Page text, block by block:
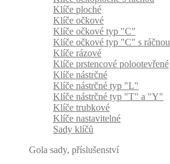
Klíče ploché
Klíče očkové
Klíče očkové typ "C"
Klíče očkové typ "C" s ráčnou
Klíče rázové
Klíče prstencové polootevřené
Klíče nástrčné
Klíče nástrčné typ "L"
Klíče nástrčné typ "T" a "Y"
Klíče trubkové
Klíče nastavitelné
Sady klíčů
Gola sady, příslušenství